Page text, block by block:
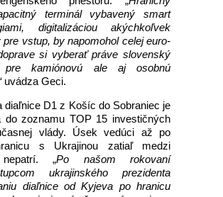
terminál vybavený smart
digitalizáciou akýchkoľvek
pre vstup, by napomohol celej euro-
si vyberať práve slovenský
pre kamiónovú ale aj osobnú
uvádza Geci.
diaľnice D1 z Košíc do Sobraniec je
do zoznamu TOP 15 investičných
vlády. Úsek vedúci až po
s Ukrajinou zatiaľ medzi
„Po našom rokovaní
ukrajinského prezidenta
diaľnice od Kyjeva po hranicu